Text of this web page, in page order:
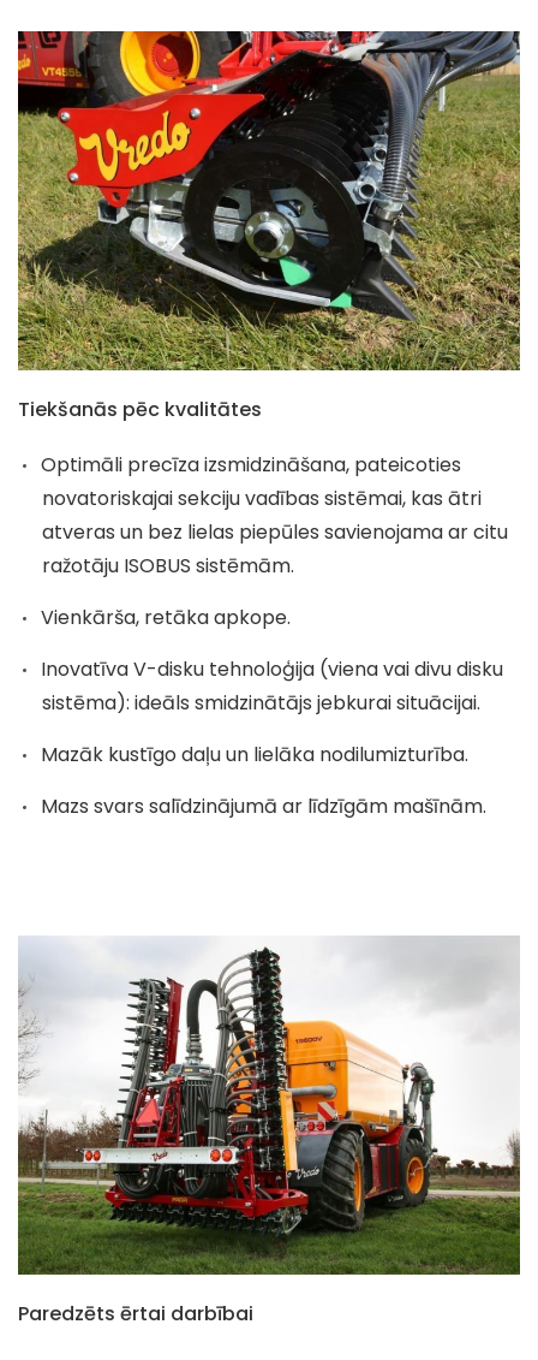
Tiekšanās pēc kvalitātes
Optimāli precīza izsmidzināšana, pateicoties
novatoriskajai sekciju vadības sistēmai, kas ātri
atveras un bez lielas piepūles savienojama ar citu
ražotāju ISOBUS sistēmām.
Vienkārša, retāka apkope.
Inovatīva V-disku tehnoloģija (viena vai divu disku
sistēma): ideāls smidzinātājs jebkurai situācijai.
Mazāk kustīgo daļu un lielāka nodilumizturība.
Mazs svars salīdzinājumā ar līdzīgām mašīnām.
Paredzēts ērtai darbībai